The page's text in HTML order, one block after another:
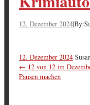
12. Dezember 2024|By:
12. Dezember 2024
← 12 von 12 im
Pausen machen